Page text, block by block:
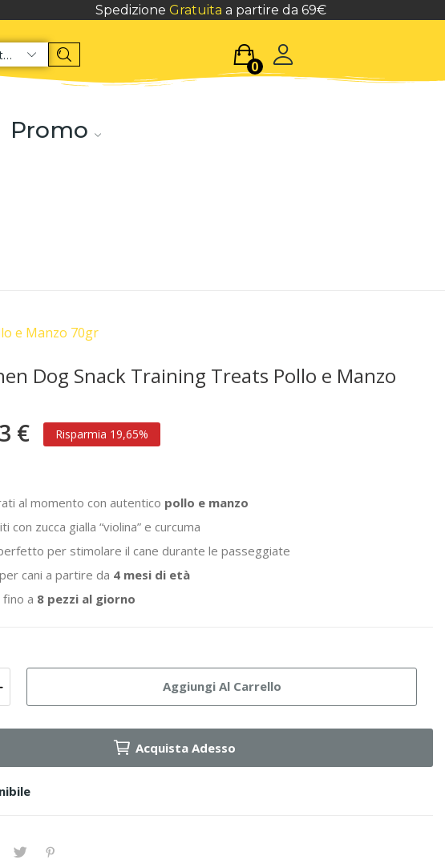
Spedizione Gratuita a partire da 69€
Tutte le categorie
0
Promo
e Manzo 70gr
Dog Snack Training Treats Pollo e Manzo
€ Risparmia 19,65%
al momento con autentico pollo e manzo
con zucca gialla “violina” e curcuma
per stimolare il cane durante le passeggiate
cani a partire da 4 mesi di età
a 8 pezzi al giorno
Aggiungi Al Carrello
Acquista Adesso